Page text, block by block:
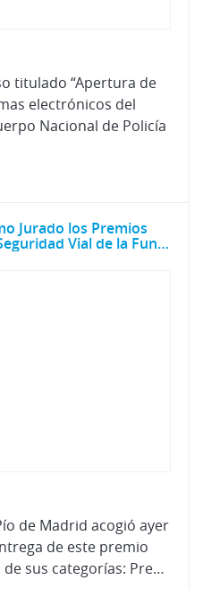
titulado “Apertura de
electrónicos del
Nacional de Policía
Jurado los Premios
Periodísticos de Seguridad Vial de la Fundación Línea Directa
de Madrid acogió ayer
de este premio
periodístico en cada una de sus categorías: Prensa escrita y Medios Online, Radio, Televisión y Premio Solidario.